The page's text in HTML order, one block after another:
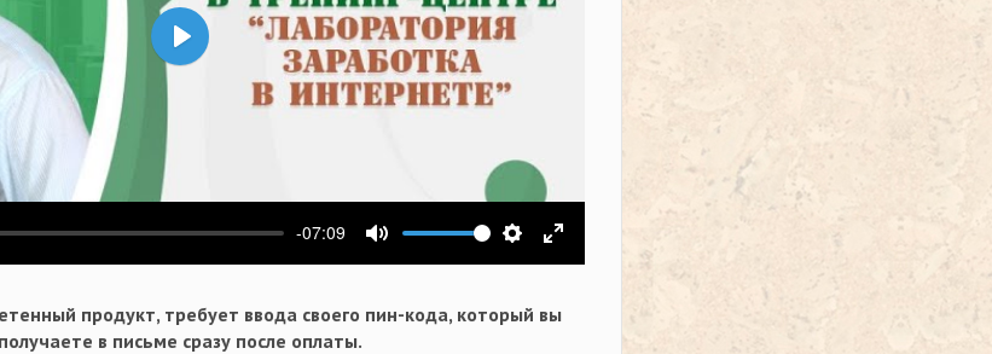
-07:09
Выключить звукНастройки
На весь экран
Воспроизвести
продукт, требует ввода своего пин-кода, который вы
получаете в письме сразу после оплаты.